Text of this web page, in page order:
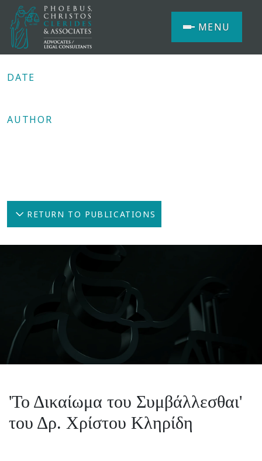
MENU
DATE
AUTHOR
RETURN TO PUBLICATIONS
'Το Δικαίωμα του Συμβάλλεσθαι'
του Δρ. Χρίστου Κληρίδη